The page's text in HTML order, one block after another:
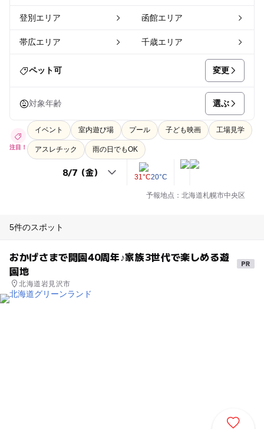
登別エリア 函館エリア
帯広エリア 千歳エリア
ペット可 変更
対象年齢 選ぶ
注目！
イベント 室内遊び場 プール 子ども映画 工場見学
アスレチック 雨の日でもOK
31°C20°C
予報地点：北海道札幌市中央区
5件のスポット
おかげさまで開園40周年♪家族3世代で楽しめる遊
園地
北海道岩見沢市